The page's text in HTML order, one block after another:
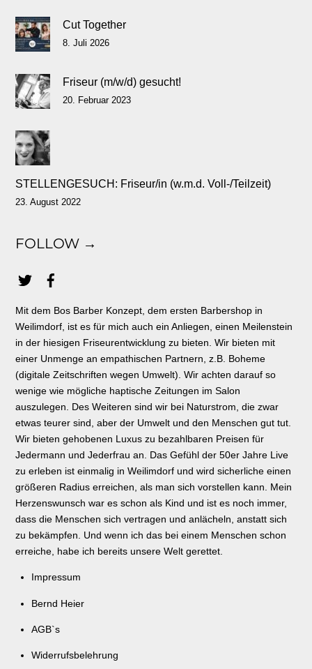
Cut Together
8. Juli 2026
Friseur (m/w/d) gesucht!
20. Februar 2023
STELLENGESUCH: Friseur/in (w.m.d. Voll-/Teilzeit)
23. August 2022
FOLLOW →
Mit dem Bos Barber Konzept, dem ersten Barbershop in
Weilimdorf, ist es für mich auch ein Anliegen, einen Meilenstein
in der hiesigen Friseurentwicklung zu bieten. Wir bieten mit
einer Unmenge an empathischen Partnern, z.B. Boheme
(digitale Zeitschriften wegen Umwelt). Wir achten darauf so
wenige wie mögliche haptische Zeitungen im Salon
auszulegen. Des Weiteren sind wir bei Naturstrom, die zwar
etwas teurer sind, aber der Umwelt und den Menschen gut tut.
Wir bieten gehobenen Luxus zu bezahlbaren Preisen für
Jedermann und Jederfrau an. Das Gefühl der 50er Jahre Live
zu erleben ist einmalig in Weilimdorf und wird sicherliche einen
größeren Radius erreichen, als man sich vorstellen kann. Mein
Herzenswunsch war es schon als Kind und ist es noch immer,
dass die Menschen sich vertragen und anlächeln, anstatt sich
zu bekämpfen. Und wenn ich das bei einem Menschen schon
erreiche, habe ich bereits unsere Welt gerettet.
Impressum
Bernd Heier
AGB`s
Widerrufsbelehrung